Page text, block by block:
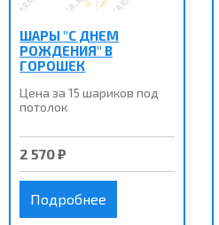
ШАРЫ "С ДНЕМ
РОЖДЕНИЯ" В
ГОРОШЕК
Цена за 15 шариков под
потолок
2 570 ₽
Подробнее